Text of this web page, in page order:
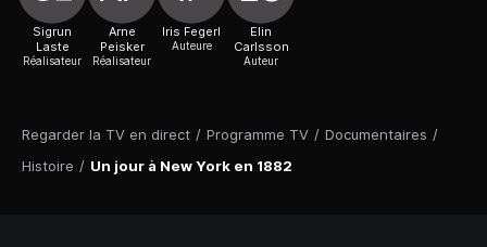
Regarder la TV en direct / Programme TV / Documentaires /
Histoire / Un jour à New York en 1882
Sigrun
Laste
Réalisateur
Arne
Peisker
Réalisateur
Iris Fegerl
Auteure
Elin
Carlsson
Auteur